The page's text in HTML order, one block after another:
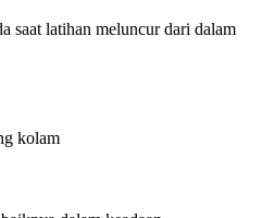
saat latihan meluncur dari dalam
kolam